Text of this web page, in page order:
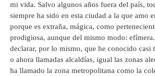
mi vida. Salvo algunos años fuera del país,
siempre ha sido en esta ciudad a la que amo
porque es extraña, mágica, como
prodigiosa, aunque del mismo modo:
declarar, por lo mismo, que he conocido casi
o ahora llamadas alcaldías, igual las zonas
ha llamado la zona metropolitana como la